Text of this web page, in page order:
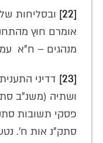
[22]
ובסליחות
אומרם חוץ
מנהגים – ח"א עמ'
[23]
דדיני
ושתיה (משנ"ב
סתק"נ אות ח'.